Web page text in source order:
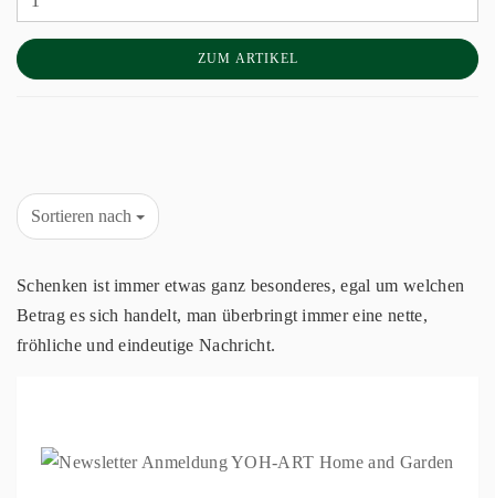
ZUM ARTIKEL
Sortieren nach
Schenken ist immer etwas ganz besonderes, egal um welchen
Betrag es sich handelt, man überbringt immer eine nette,
fröhliche und eindeutige Nachricht.